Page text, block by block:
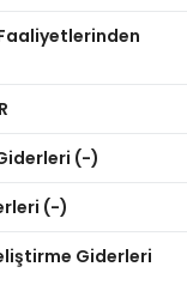
(-)
(-)
Giderleri